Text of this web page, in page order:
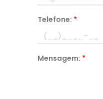
Telefone: *
Mensagem: *